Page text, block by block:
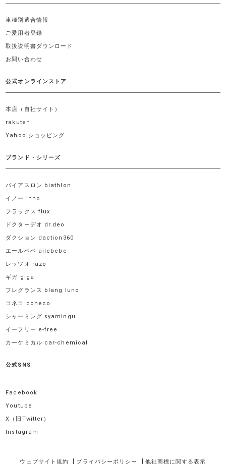
車種別適合情報
ご愛用者登録
取扱説明書ダウンロード
お問い合わせ
公式オンラインストア
本店（自社サイト）
rakuten
Yahoo!ショッピング
ブランド・シリーズ
バイアスロン biathlon
イノー inno
フラックス flux
ドクターデオ dr.deo
ダクション daction360
エールベベ ailebebe
レッツオ razo
ギガ giga
フレグランス blang luno
コネコ coneco
シャーミング syamingu
イーフリー e-free
カーケミカル car-chemical
公式SNS
Facebook
Youtube
X（旧Twitter）
Instagram
ウェブサイト規約 プライバシーポリシー 他社商標に関する表示